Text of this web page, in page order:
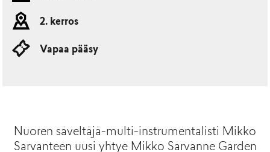
2. kerros
Vapaa pääsy
Nuoren säveltäjä-multi-instrumentalisti Mikko
Sarvanteen uusi yhtye Mikko Sarvanne Garden